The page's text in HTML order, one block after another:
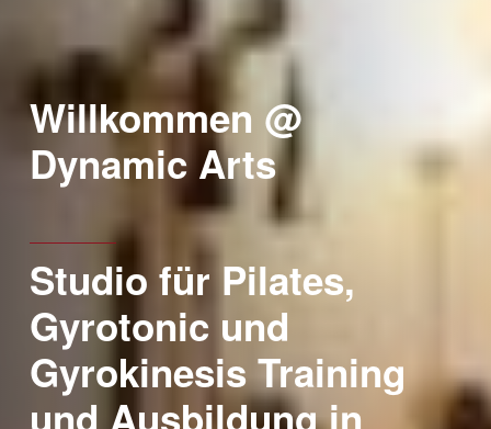
Willkommen @
Dynamic Arts
Studio für Pilates,
Gyrotonic und
Gyrokinesis Training